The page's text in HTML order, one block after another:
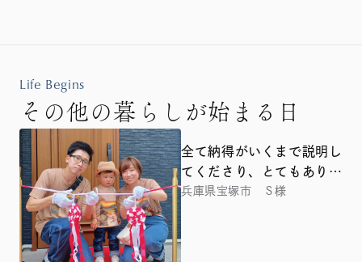
Life Begins
その他の暮らしが始まる日
全て納得がいくまで説明し
てくださり、とてもありが
たかったです
兵庫県宝塚市 Ｓ様